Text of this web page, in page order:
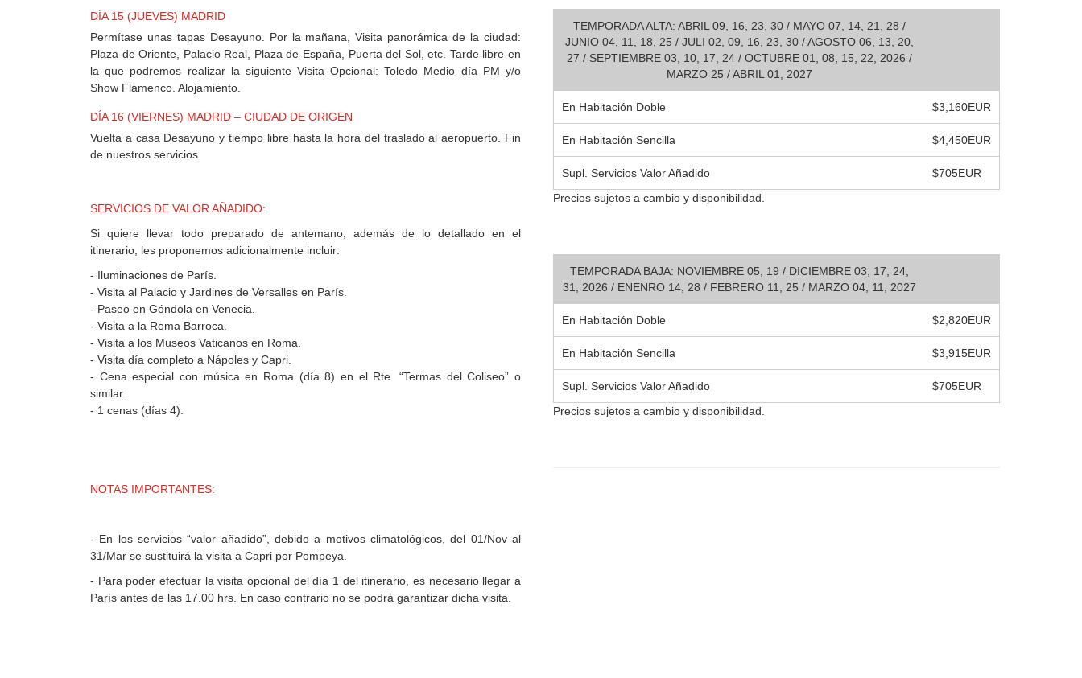
DÍA 15 (JUEVES) MADRID
Permítase unas tapas Desayuno. Por la mañana, Visita panorámica de la ciudad:
Plaza de Oriente, Palacio Real, Plaza de España, Puerta del Sol, etc. Tarde libre en
la que podremos realizar la siguiente Visita Opcional: Toledo Medio día PM y/o
Show Flamenco. Alojamiento.
DÍA 16 (VIERNES) MADRID – CIUDAD DE ORIGEN
Vuelta a casa Desayuno y tiempo libre hasta la hora del traslado al aeropuerto. Fin
de nuestros servicios
SERVICIOS DE VALOR AÑADIDO:
Si quiere llevar todo preparado de antemano, además de lo detallado en el
itinerario, les proponemos adicionalmente incluir:
- Iluminaciones de París.
- Visita al Palacio y Jardines de Versalles en París.
- Paseo en Góndola en Venecia.
- Visita a la Roma Barroca.
- Visita a los Museos Vaticanos en Roma.
- Visita día completo a Nápoles y Capri.
- Cena especial con música en Roma (día 8) en el Rte. “Termas del Coliseo” o
similar.
- 1 cenas (días 4).
NOTAS IMPORTANTES:
- En los servicios “valor añadido”, debido a motivos climatológicos, del 01/Nov al
31/Mar se sustituirá la visita a Capri por Pompeya.
- Para poder efectuar la visita opcional del día 1 del itinerario, es necesario llegar a
París antes de las 17.00 hrs. En caso contrario no se podrá garantizar dicha visita.
TEMPORADA ALTA: ABRIL 09, 16, 23, 30 / MAYO 07, 14, 21, 28 /
JUNIO 04, 11, 18, 25 / JULI 02, 09, 16, 23, 30 / AGOSTO 06, 13, 20,
27 / SEPTIEMBRE 03, 10, 17, 24 / OCTUBRE 01, 08, 15, 22, 2026 /
MARZO 25 / ABRIL 01, 2027
En Habitación Doble $3,160EUR
En Habitación Sencilla $4,450EUR
Supl. Servicios Valor Añadido
$705EUR
Precios sujetos a cambio y disponibilidad.
TEMPORADA BAJA: NOVIEMBRE 05, 19 / DICIEMBRE 03, 17, 24,
31, 2026 / ENENRO 14, 28 / FEBRERO 11, 25 / MARZO 04, 11, 2027
En Habitación Doble $2,820EUR
En Habitación Sencilla $3,915EUR
Supl. Servicios Valor Añadido
$705EUR
Precios sujetos a cambio y disponibilidad.